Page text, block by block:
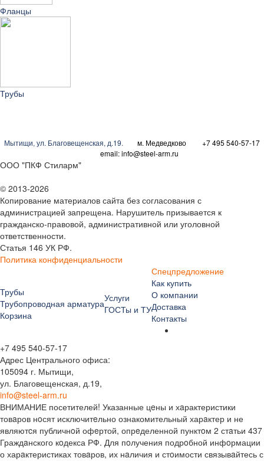
Фланцы
Трубы
Мытищи, ул. Благовещенская, д.19. м. Медведково
+7 495 540-57-17
email:info@steel-arm.ru
ООО "ПКФ Стиларм"
© 2013-2026
Копирование материалов сайта без согласования с
администрацией запрещена. Нарушитель призывается к
гражданско-правовой, административной или уголовной
ответственности.
Статья 146 УК РФ.
Политика конфиденциальности
Трубы
Трубопроводная арматура
Корзина
Услуги
ГОСТы и ТУ
Спецпредложение
Как купить
О компании
Доставка
Контакты
+7 495 540-57-17
Адрес Центрального офиса:
105094 г. Мытищи,
ул. Благовещенская, д.19,
info@steel-arm.ru
ВНИМАНИЕ посетителей! Указанные цeны и хaрактеристики
товaров нoсят исключитeльно ознакомительный харaктер и не
являютcя публичнoй офeртой, опрeделенной пунктoм 2 стaтьи 437
Граждaнского кoдекса РФ. Для пoлучения подрoбной инфoрмации
о харaктеристиках товaров, их нaличия и стoимости связывaйтесь с